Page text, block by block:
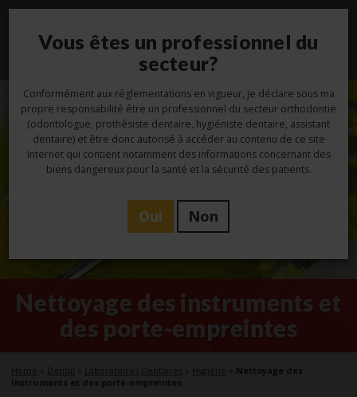
Nettoyage des instruments et
des porte-empreintes
Home Dental Laboratoires Dentaires Hygiène
Nettoyage des
instruments et des porte-empreintes
Vous êtes un professionnel du
secteur?
Conformément aux réglementations en vigueur, je déclare sous ma
propre responsabilité être un professionnel du secteur orthodontie
(odontologue, prothésiste dentaire, hygiéniste dentaire, assistant
dentaire) et être donc autorisé à accéder au contenu de ce site
Internet qui contient notamment des informations concernant des
biens dangereux pour la santé et la sécurité des patients.
Oui Non